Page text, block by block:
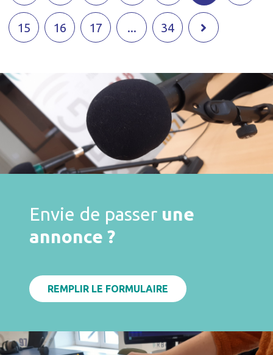
15 16 17 ... 34
Envie de passer une
annonce ?
REMPLIR LE FORMULAIRE